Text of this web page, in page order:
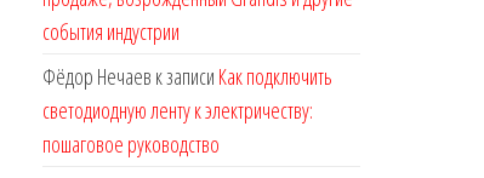
события индустрии
Фёдор Нечаев к записи Как подключить
светодиодную ленту к электричеству:
пошаговое руководство